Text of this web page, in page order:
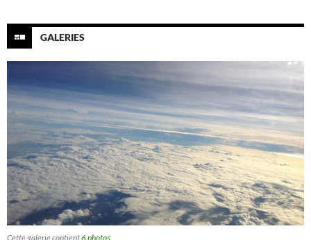
GALERIES
Cette galerie contient6 photos